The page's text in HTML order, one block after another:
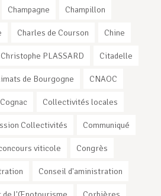
Champagne Champillon
Charles de Courson Chine
Christophe PLASSARD Citadelle
de Bourgogne CNAOC
Cognac Collectivités locales
Collectivités Communiqué
viticole Congrès
Conseil d'aministration